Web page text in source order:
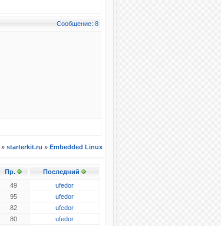
Сообщение: 8
» starterkit.ru » Embedded Linux
Пр.
Последний
49
ufedor
95
ufedor
82
ufedor
80 ufedor